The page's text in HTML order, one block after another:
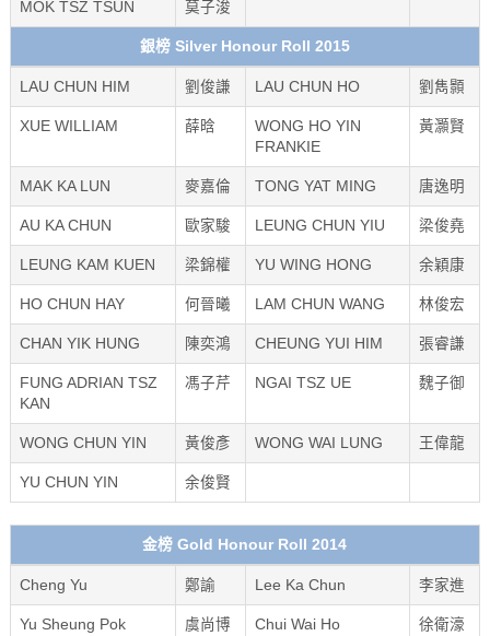
MOK TSZ TSUN 莫子浚
銀榜 Silver Honour Roll 2015
LAU CHUN HIM 劉俊謙 LAU CHUN HO 劉雋顥
XUE WILLIAM 薛晗
WONG HO YIN
FRANKIE
黃灝賢
MAK KA LUN 麥嘉倫 TONG YAT MING 唐逸明
AU KA CHUN 歐家駿 LEUNG CHUN YIU 梁俊堯
LEUNG KAM KUEN 梁錦權 YU WING HONG 余穎康
HO CHUN HAY 何晉曦 LAM CHUN WANG 林俊宏
CHAN YIK HUNG 陳奕鴻 CHEUNG YUI HIM 張睿謙
FUNG ADRIAN TSZ
KAN
馮子芹 NGAI TSZ UE 魏子御
WONG CHUN YIN 黃俊彥 WONG WAI LUNG 王偉龍
YU CHUN YIN 余俊賢
金榜 Gold Honour Roll 2014
Cheng Yu 鄭諭 Lee Ka Chun 李家進
Yu Sheung Pok 虞尚博 Chui Wai Ho 徐衛濠